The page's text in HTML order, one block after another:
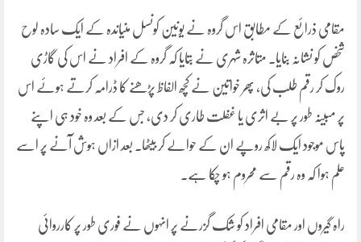
مقامی ذرائع کے مطابق اس گروہ نے یونین کونسل منیاندہ کے ایک سادہ لوح
شخص کو نشانہ بنایا۔ متاثرہ شہری نے بتایا کہ گروہ کے افراد نے اس کی گاڑی
روک کر رقم طلب کی، پھر خواتین نے کچھ الفاظ پڑھنے کا ڈرامہ کرتے ہوئے اس
پر مبینہ طور پر بے اثری یا غفلت طاری کر دی، جس کے بعد وہ خود ہی اپنے
پاس موجود ایک لاکھ روپے ان کے حوالے کر بیٹھا۔ بعد ازاں ہوش آنے پر اسے
علم ہوا کہ وہ رقم سے محروم ہو چکا ہے۔
راہ گیروں اور مقامی افراد کو شک گزرنے پر انہوں نے فوری طور پر کارروائی